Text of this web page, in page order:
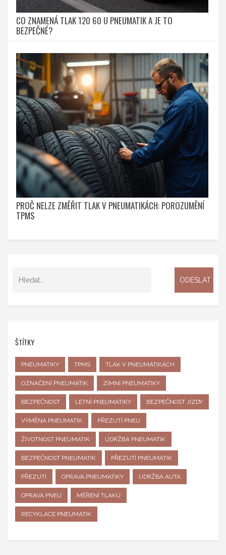
CO ZNAMENÁ TLAK 120 60 U PNEUMATIK A JE TO
BEZPEČNÉ?
PROČ NELZE ZMĚŘIT TLAK V PNEUMATIKÁCH: POROZUMĚNÍ
TPMS
ŠTÍTKY
PNEUMATIKY TPMS TLAK V PNEUMATIKÁCH
OZNAČENÍ PNEUMATIK ZIMNÍ PNEUMATIKY
BEZPEČNOST LETNÍ PNEUMATIKY BEZPEČNOST JÍZDY
VÝMĚNA PNEUMATIK PŘEZUTÍ PNEU
ŽIVOTNOST PNEUMATIK ÚDRŽBA PNEUMATIK
BEZPEČNOST PNEUMATIK PŘEZUTÍ PNEUMATIK
PŘEZUTÍ OPRAVA PNEUMATIKY ÚDRŽBA AUTA
OPRAVA PNEU MĚŘENÍ TLAKU
RECYKLACE PNEUMATIK